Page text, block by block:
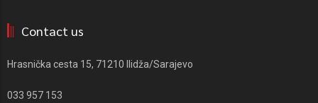
Contact us
Hrasnička cesta 15, 71210 Ilidža/Sarajevo
033 957 153